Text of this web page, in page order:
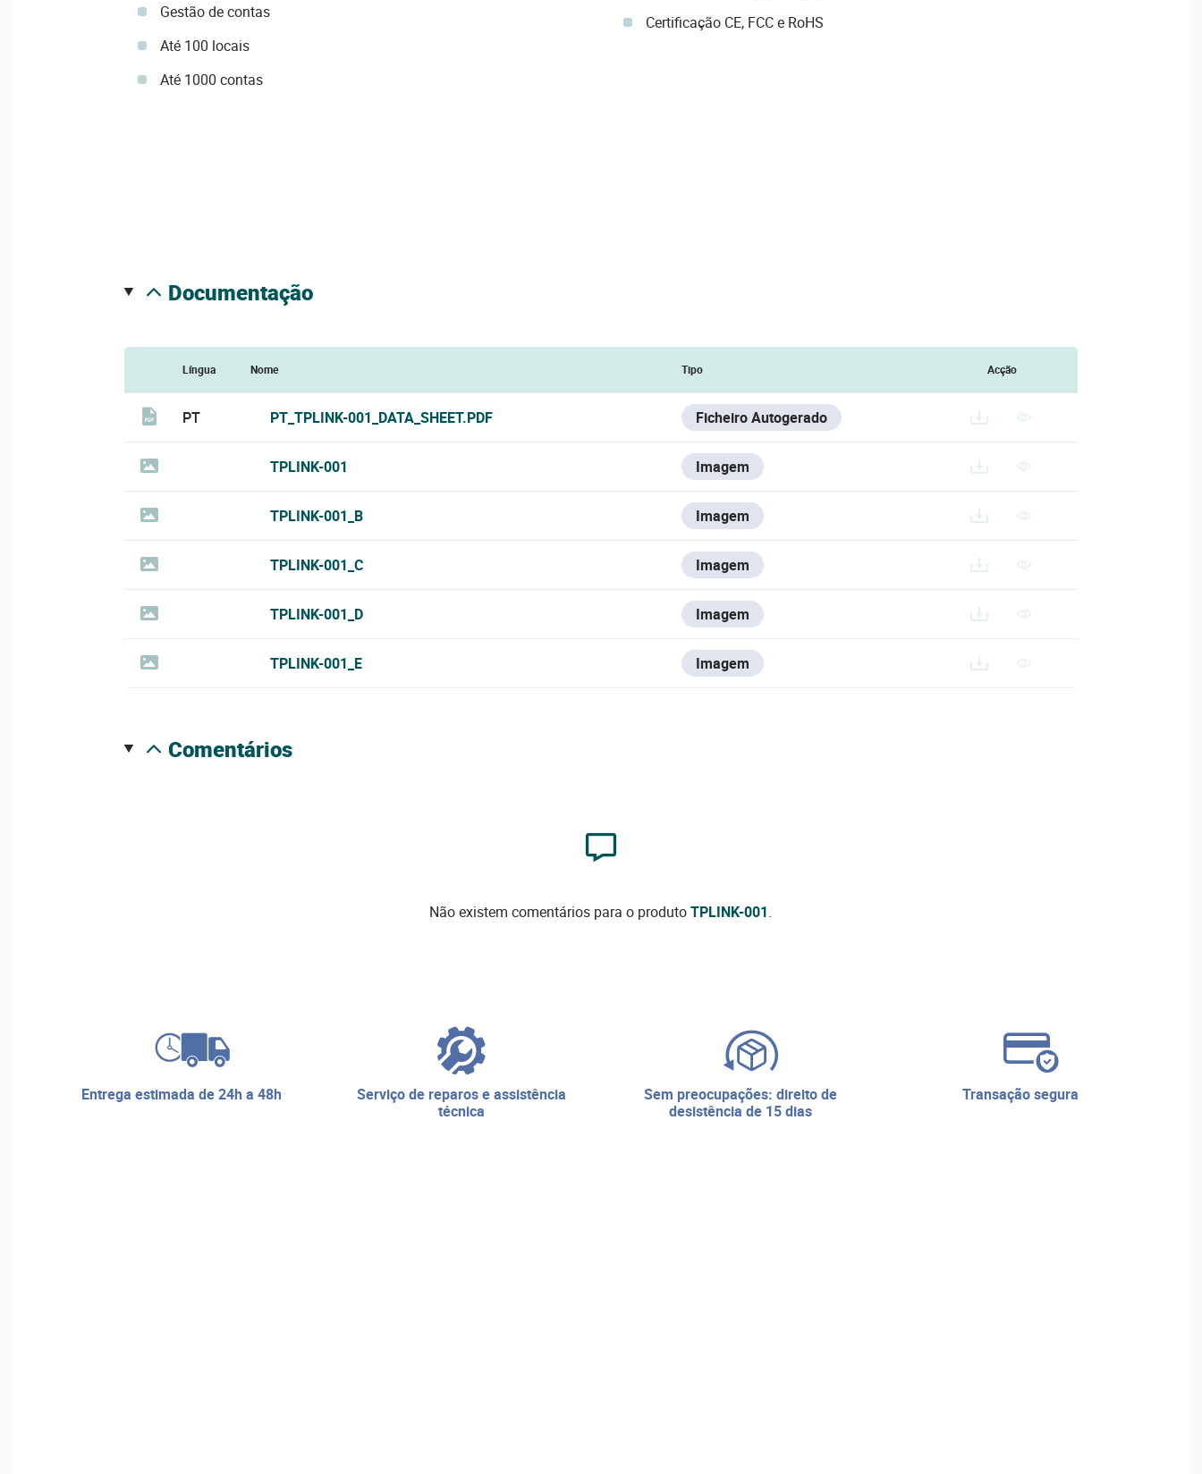
Gestão de contas
Até 100 locais
Até 1000 contas
Certificação CE, FCC e RoHS
documentação
Língua Nome Tipo Acção
PT PT_TPLINK-001_DATA_SHEET.PDF Ficheiro Autogerado
TPLINK-001 Imagem
TPLINK-001_B Imagem
TPLINK-001_C Imagem
TPLINK-001_D Imagem
TPLINK-001_E Imagem
comentários
Não existem comentários para o produtoTPLINK-001.
entrega estimada de 24h a 48h
serviço de reparos e assistência
técnica
sem preocupações: direito de
desistência de 15 dias
transação segura